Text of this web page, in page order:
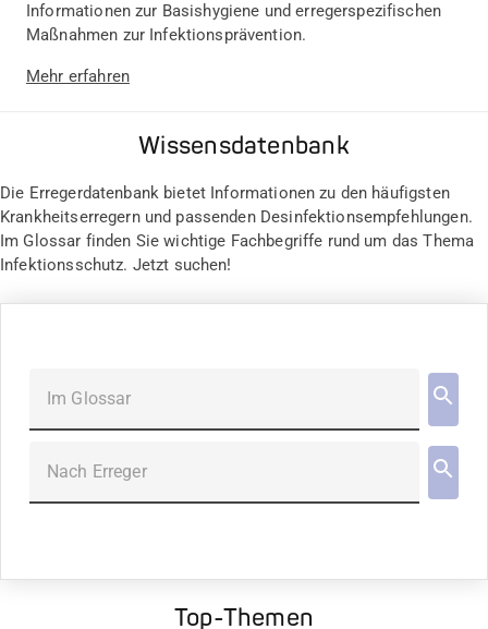
Informationen zur Basishygiene und erregerspezifischen
Maßnahmen zur Infektionsprävention.
Mehr erfahren
Wissensdatenbank
Die Erregerdatenbank bietet Informationen zu den häufigsten
Krankheitserregern und passenden Desinfektionsempfehlungen.
Im Glossar finden Sie wichtige Fachbegriffe rund um das Thema
Infektionsschutz. Jetzt suchen!
Top-Themen